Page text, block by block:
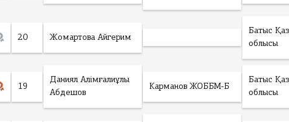
20 Жомартова Айгерим
Батыс
облысы
19
Даниял Алімғалиұлы
Абдешов
Карманов ЖОББМ-Б
Батыс
облысы